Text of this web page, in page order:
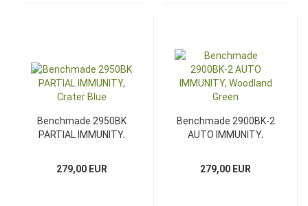
Benchmade 2950BK
PARTIAL IMMUNITY,
279,00 EUR
Benchmade 2900BK-2
AUTO IMMUNITY,
279,00 EUR